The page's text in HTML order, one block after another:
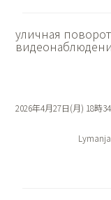
уличная
2026年4月27日(月) 18時